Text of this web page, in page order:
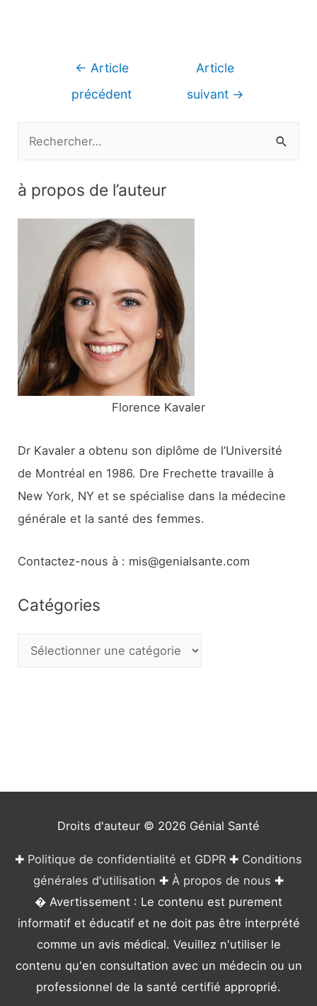
Navigation
← Article
précédent
Article
suivant →
h
:
à propos de l’auteur
Florence Kavaler
Dr Kavaler a obtenu son diplôme de l’Université
de Montréal en 1986. Dre Frechette travaille à
New York, NY et se spécialise dans la médecine
générale et la santé des femmes.
Contactez-nous à : mis@genialsante.com
Catégories
Droits d'auteur © 2026 Génial Santé
✚ Politique de confidentialité et GDPR ✚ Conditions
générales d'utilisation ✚ À propos de nous ✚
� Avertissement : Le contenu est purement
informatif et éducatif et ne doit pas être interprété
comme un avis médical. Veuillez n'utiliser le
contenu qu'en consultation avec un médecin ou un
professionnel de la santé certifié approprié.